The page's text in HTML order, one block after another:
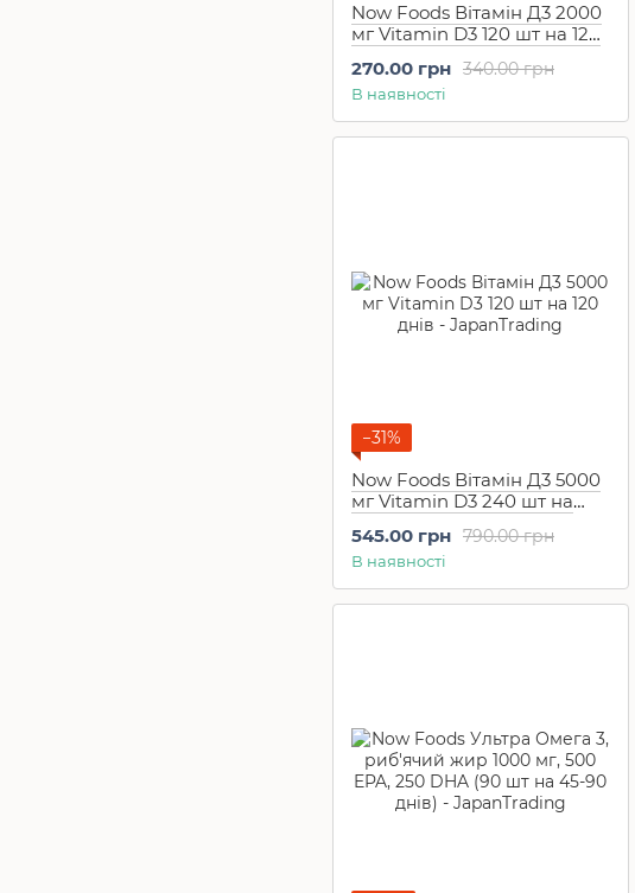
Now Foods Вітамін Д3 2000
мг Vitamin D3 120 шт на 120
340.00 грн
270.00 грн
В наявності
−31%
Now Foods Вітамін Д3 5000
мг Vitamin D3 240 шт на
790.00 грн
545.00 грн
В наявності